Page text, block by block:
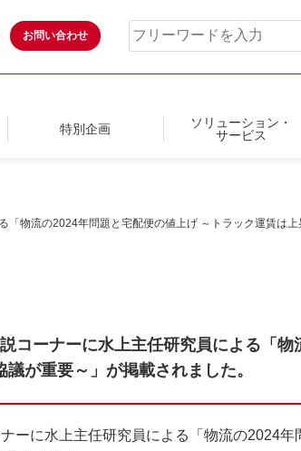
お問い合わせ
特別企画
ソリューション・
サービス
物流の2024年問題と宅配便の値上げ ～トラック運賃は上
コーナーに水上主任研究員による「物
が重要～」が掲載されました。
ーに水上主任研究員による「物流の2024年